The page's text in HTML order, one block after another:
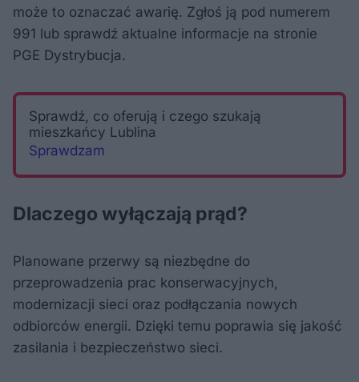
może to oznaczać awarię. Zgłoś ją pod numerem
991 lub sprawdź aktualne informacje na stronie
PGE Dystrybucja.
Sprawdź, co oferują i czego szukają
mieszkańcy Lublina
Sprawdzam
Dlaczego wyłączają prąd?
Planowane przerwy są niezbędne do
przeprowadzenia prac konserwacyjnych,
modernizacji sieci oraz podłączania nowych
odbiorców energii. Dzięki temu poprawia się jakość
zasilania i bezpieczeństwo sieci.